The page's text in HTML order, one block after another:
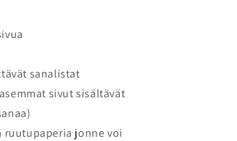
sanalistat
sivut sisältävät
ruutupaperia jonne voi